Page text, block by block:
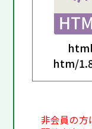
html
htm/
非会員の方